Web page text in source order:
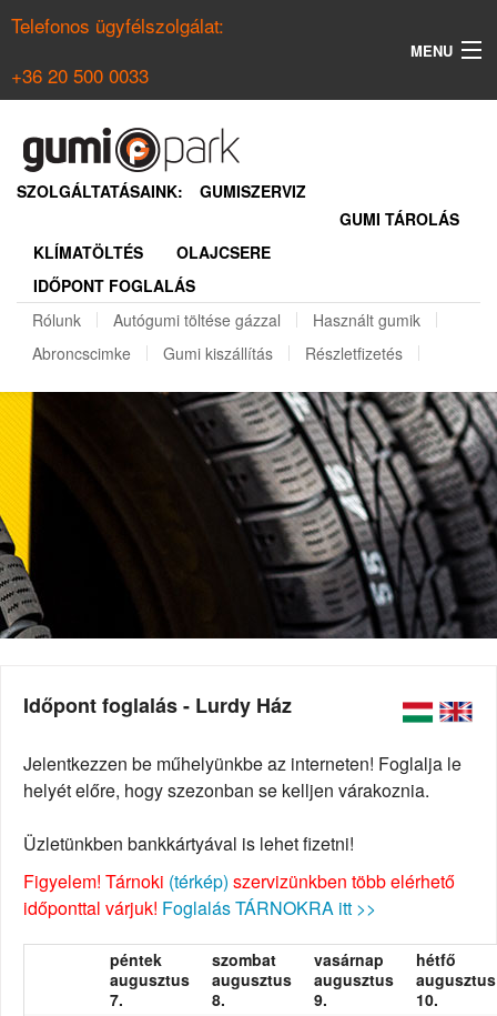
Telefonos ügyfélszolgálat:
+36 20 500 0033
MENU
NYÁRI GUMI KERESŐ
REGISZTRÁCIÓ
SZOLGÁLTATÁSAINK:
GUMISZERVIZ
GUMI TÁROLÁS
KLÍMATÖLTÉS
OLAJCSERE
IDŐPONT FOGLALÁS
Rólunk
Autógumi töltése gázzal
Használt gumik
Abroncscimke
Gumi kiszállítás Részletfizetés
Időpont foglalás - Lurdy Ház
Jelentkezzen be műhelyünkbe az interneten! Foglalja le
helyét előre, hogy szezonban se kelljen várakoznia.
Üzletünkben bankkártyával is lehet fizetni!
Figyelem! Tárnoki (térkép) szervizünkben több elérhető
időponttal várjuk! Foglalás TÁRNOKRA itt >>
péntek
augusztus
7.
szombat
augusztus
8.
vasárnap
augusztus
9.
hétfő
augusztus
10.